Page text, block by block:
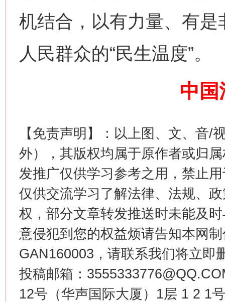
机结合，以有力量、有
人民群众的“民生温度”。
中国
【免责声明】：以上图、文、音/
外），其版权均属于原作者或归
发推广仅供学习参考之用，禁止
仅供交流学习了解法律、法规、
权，部分文章转发推送时未能及
意侵犯到您的权益烦请告知本网
GAN160003，请联系我们将立即
投稿邮箱：
12号（华声国际大厦）1层 1 2 1
这是一记警钟！ 谢